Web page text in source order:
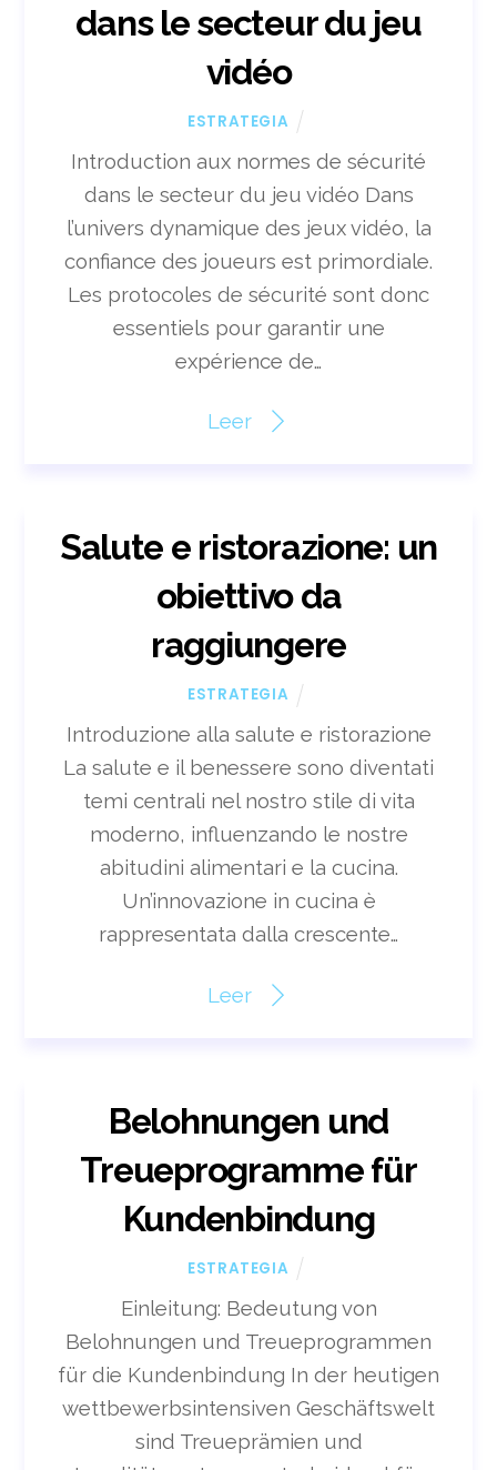
dans le secteur du jeu
vidéo
ESTRATEGIA
Introduction aux normes de sécurité
dans le secteur du jeu vidéo Dans
l’univers dynamique des jeux vidéo, la
confiance des joueurs est primordiale.
Les protocoles de sécurité sont donc
essentiels pour garantir une
expérience de…
Leer
Salute e ristorazione: un
obiettivo da
raggiungere
ESTRATEGIA
Introduzione alla salute e ristorazione
La salute e il benessere sono diventati
temi centrali nel nostro stile di vita
moderno, influenzando le nostre
abitudini alimentari e la cucina.
Un’innovazione in cucina è
rappresentata dalla crescente…
Leer
Belohnungen und
Treueprogramme für
Kundenbindung
ESTRATEGIA
Einleitung: Bedeutung von
Belohnungen und Treueprogrammen
für die Kundenbindung In der heutigen
wettbewerbsintensiven Geschäftswelt
sind Treueprämien und